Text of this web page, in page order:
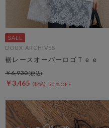
DOUX ARCHIVES
裾レースオーバーロゴＴｅｅ
￥3,465 50％OFF
￥6,930